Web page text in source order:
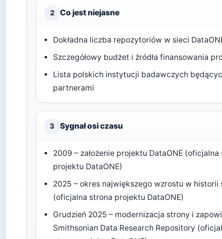
2 Co jest niejasne
Dokładna liczba repozytoriów w sieci
Szczegółowy budżet i źródła finansowania
Lista polskich instytucji badawczych
partnerami
3 Sygnał osi czasu
2009 – założenie projektu DataONE (oficjalna
projektu DataONE)
2025 – okres największego wzrostu w historii
(oficjalna strona projektu DataONE)
Grudzień 2025 – modernizacja strony i
Smithsonian Data Research Repository